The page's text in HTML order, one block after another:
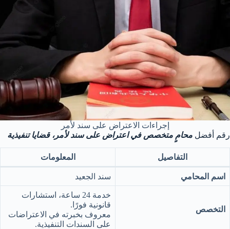
إجراءات الاعتراض على سند لأمر
رقم أفضل محامٍ متخصص في اعتراض على سند لأمر، قضايا تنفيذية
التفاصيل المعلومات
اسم المحامي سند الجعيد
التخصص
خدمة 24 ساعة، استشارات
قانونية فورًا.
معروف بخبرته في الاعتراضات
على السندات التنفيذية.